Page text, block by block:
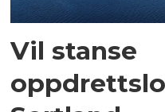
Vil stanse